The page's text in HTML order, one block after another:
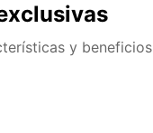
y beneficios